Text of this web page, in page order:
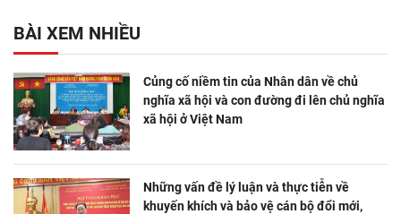
BÀI XEM NHIỀU
Củng cố niềm tin của Nhân dân về chủ
nghĩa xã hội và con đường đi lên chủ nghĩa
xã hội ở Việt Nam
Những vấn đề lý luận và thực tiễn về
khuyến khích và bảo vệ cán bộ đổi mới,